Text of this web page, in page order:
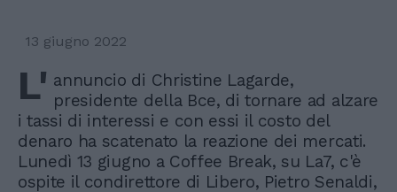
13 giugno 2022
L' annuncio di Christine Lagarde,
presidente della Bce, di tornare ad alzare
i tassi di interessi e con essi il costo del
denaro ha scatenato la reazione dei mercati.
Lunedì 13 giugno a Coffee Break, su La7, c'è
ospite il condirettore di Libero, Pietro Senaldi,